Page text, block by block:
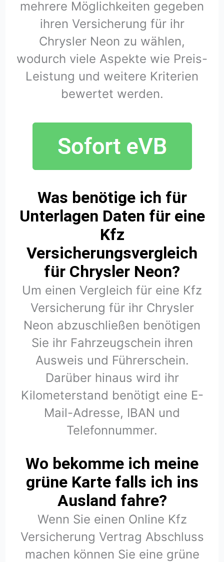
mehrere Möglichkeiten gegeben
ihren Versicherung für ihr
Chrysler Neon zu wählen,
wodurch viele Aspekte wie Preis-
Leistung und weitere Kriterien
bewertet werden.
Was benötige ich für
Unterlagen Daten für eine
Kfz
Versicherungsvergleich
für Chrysler Neon?
Um einen Vergleich für eine Kfz
Versicherung für ihr Chrysler
Neon abzuschließen benötigen
Sie ihr Fahrzeugschein ihren
Ausweis und Führerschein.
Darüber hinaus wird ihr
Kilometerstand benötigt eine E-
Mail-Adresse, IBAN und
Telefonnummer.
Wo bekomme ich meine
grüne Karte falls ich ins
Ausland fahre?
Wenn Sie einen Online Kfz
Versicherung Vertrag Abschluss
machen können Sie eine grüne